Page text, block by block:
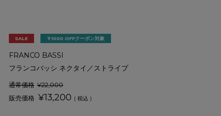
SALE ￥1000 OFFクーポン対象
FRANCO BASSI
フランコバッシ ネクタイ／ストライプ
通常価格 ¥22,000
¥13,200 税込